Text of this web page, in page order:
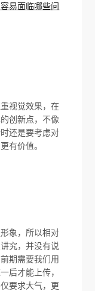
易面临哪些问
视觉效果，在
创新点，不像
还是要考虑对
有价值。
象，所以相对
究，并没有说
期需要我们用
后才能上传，
要求大气，更